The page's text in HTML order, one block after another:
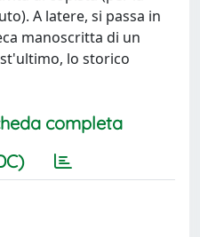
A latere, si passa in
manoscritta di un
lo storico
completa